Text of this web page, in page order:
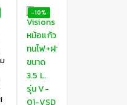
-10%